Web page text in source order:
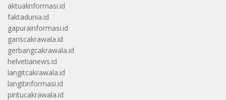
aktualinformasi.id
faktadunia.id
gapurainformasi.id
gariscakrawala.id
gerbangcakrawala.id
helvetianews.id
langitcakrawala.id
langitinformasi.id
pintucakrawala.id